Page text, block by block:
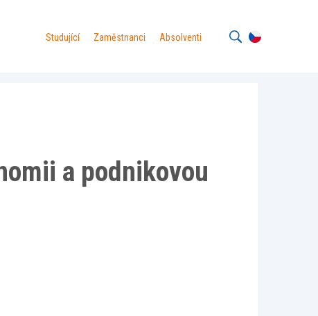
Studující Zaměstnanci Absolventi
a podnikovou